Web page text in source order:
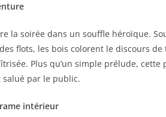
la soirée dans un souffle héroïque.
flots, les bois colorent le discours
Plus qu’un simple prélude,
salué par le public.
intérieur